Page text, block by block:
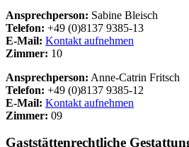
Ansprechperson: Sabine Bleisch
Telefon: +49 (0)8137 9385-13
E-Mail: Kontakt aufnehmen
Zimmer: 10
Ansprechperson: Anne-Catrin Fritsch
Telefon: +49 (0)8137 9385-12
E-Mail: Kontakt aufnehmen
Zimmer: 09
Gaststättenrechtliche